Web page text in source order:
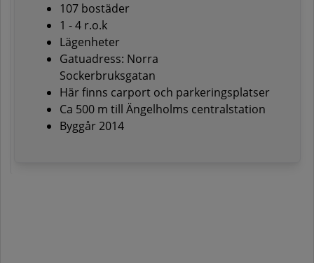
107 bostäder
1 - 4 r.o.k
Lägenheter
Gatuadress: Norra
Sockerbruksgatan
Här finns carport och parkeringsplatser
Ca 500 m till Ängelholms centralstation
Byggår 2014